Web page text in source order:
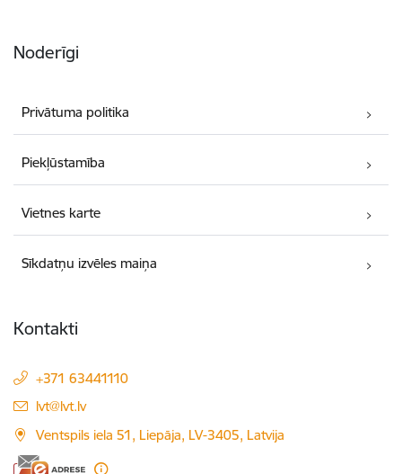
Noderīgi
Privātuma politika
Piekļūstamība
Vietnes karte
Sīkdatņu izvēles maiņa
Kontakti
+371 63441110
E-pasts:
lvt@lvt.lv
Ventspils iela 51, Liepāja, LV-3405, Latvija